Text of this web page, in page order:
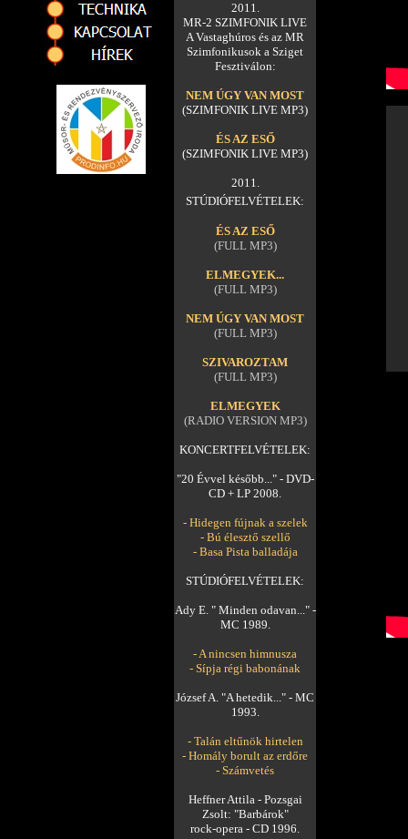
2011.
MR-2 SZIMFONIK LIVE
A Vastaghúros és az MR
Szimfonikusok a Sziget
Fesztiválon:
NEM ÚGY VAN MOST
(SZIMFONIK LIVE MP3)
ÉS AZ ESŐ
(SZIMFONIK LIVE MP3)
2011.
STÚDIÓFELVÉTELEK:
ÉS AZ ESŐ
(FULL MP3)
ELMEGYEK...
(FULL MP3)
NEM ÚGY VAN MOST
(FULL MP3)
SZIVAROZTAM
(FULL MP3)
ELMEGYEK
(RADIO VERSION MP3)
KONCERTFELVÉTELEK:
"20 Évvel később..." - DVD-
CD + LP 2008.
- Hidegen fújnak a szelek
- Bú élesztő szellő
- Basa Pista balladája
STÚDIÓFELVÉTELEK:
Ady E. " Minden odavan..." -
MC 1989.
- A nincsen himnusza
- Sípja régi babonának
József A. "A hetedik..." - MC
1993.
- Talán eltűnök hirtelen
- Homály borult az erdőre
- Számvetés
Heffner Attila - Pozsgai
Zsolt: "Barbárok"
rock-opera - CD 1996.